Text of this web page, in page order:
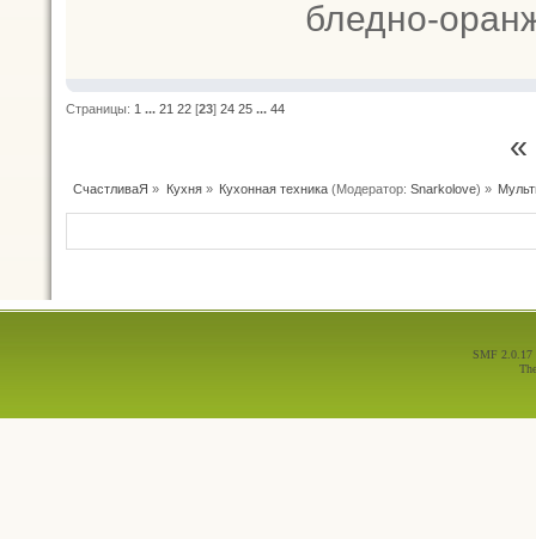
бледно-
Страницы: 1 ... 21 22 [23] 24 25 ... 44
СчастливаЯ » Кухня» Кухонная техника(Модератор: Snarkolove) »
SMF 2.0.17